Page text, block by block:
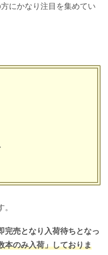
にかなり注目を集めてい
完売となり入荷待ちとなっ
本のみ入荷」しておりま